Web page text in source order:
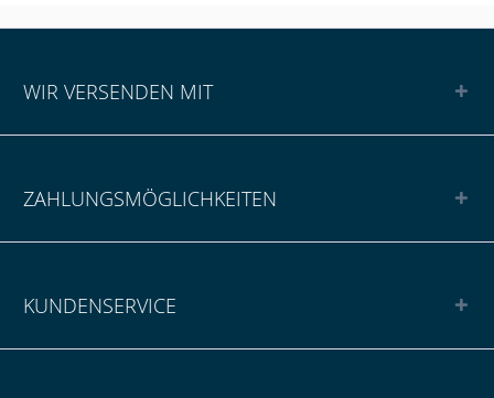
WIR VERSENDEN MIT
ZAHLUNGSMÖGLICHKEITEN
KUNDENSERVICE